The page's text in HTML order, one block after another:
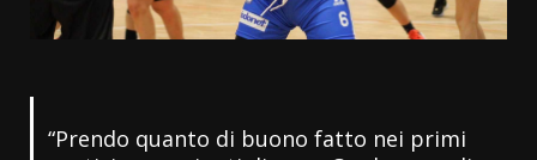
“Prendo quanto di buono fatto nei primi